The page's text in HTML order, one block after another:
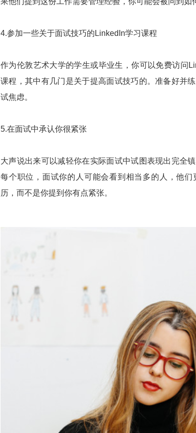
4.参加一些关于面试技巧的LinkedIn学习课程
作为伦敦艺术大学的学生或毕业生，你可以免费访问
课程，其中有几门是关于提高面试技巧的。准备好并
试焦虑。
5.在面试中承认你很紧张
大声说出来可以减轻你在实际面试中试图表现出完全
每个职位，面试你的人可能会看到相当多的人，他
历，而不是你提到你有点紧张。